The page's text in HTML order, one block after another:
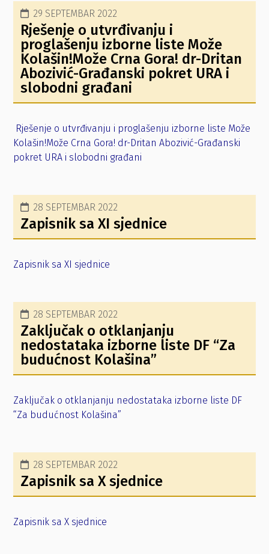
29 SEPTEMBAR 2022
Rješenje o utvrđivanju i
proglašenju izborne liste Može
Kolašin!Može Crna Gora! dr-Dritan
Abozivić-Građanski pokret URA i
slobodni građani
Rješenje o utvrđivanju i proglašenju izborne liste Može
Kolašin!Može Crna Gora! dr-Dritan Abozivić-Građanski
pokret URA i slobodni građani
28 SEPTEMBAR 2022
Zapisnik sa XI sjednice
Zapisnik sa XI sjednice
28 SEPTEMBAR 2022
Zaključak o otklanjanju
nedostataka izborne liste DF “Za
budućnost Kolašina”
Zaključak o otklanjanju nedostataka izborne liste DF
“Za budućnost Kolašina”
28 SEPTEMBAR 2022
Zapisnik sa X sjednice
Zapisnik sa X sjednice